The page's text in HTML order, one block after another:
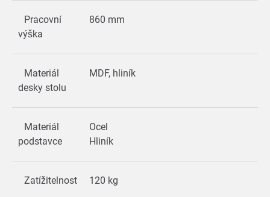
Pracovní
výška
860 mm
Materiál
desky stolu
MDF, hliník
Materiál
podstavce
Ocel
Hliník
Zatížitelnost 120 kg